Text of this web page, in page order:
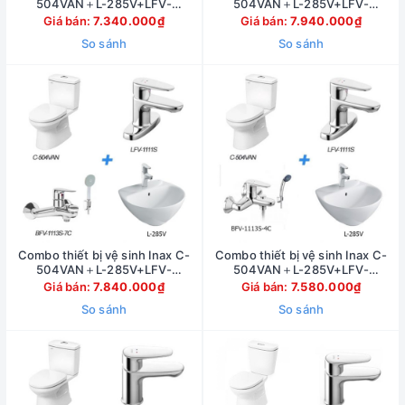
504VAN＋L-285V+LFV-
1112S+BFV-1113S-4C
Giá bán:7.340.000₫
So sánh
504VAN＋L-285V+LFV-
1111S+BFV-1113S-8C
Giá bán:7.940.000₫
So sánh
Combo thiết bị vệ sinh Inax C-
504VAN＋L-285V+LFV-
1111S+BFV-1113S-7C
Giá bán:7.840.000₫
So sánh
Combo thiết bị vệ sinh Inax C-
504VAN＋L-285V+LFV-
1111S+BFV-1113S-4C
Giá bán: 7.580.000₫
So sánh